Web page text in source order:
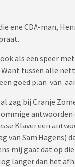
ene CDA-man,
als een speer
tussen alle
goed plan-van-
zag bij Oranje
antwoorden
Klaver een
van Sam Hagens)
mij gaat dat op
langer dan het